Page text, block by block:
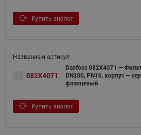
Купить аналог
082X4071
Danfoss 082X4071 —
DN200, PN16, корпус —
фланцевый
Купить аналог